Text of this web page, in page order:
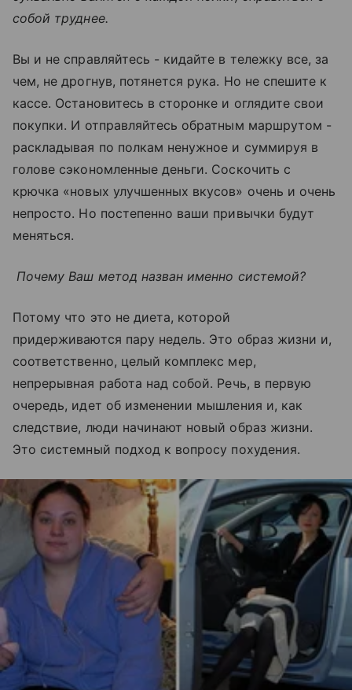
собой труднее.
Вы и не справляйтесь - кидайте в тележку все, за
чем, не дрогнув, потянется рука. Но не спешите к
кассе. Остановитесь в сторонке и оглядите свои
покупки. И отправляйтесь обратным маршрутом -
раскладывая по полкам ненужное и суммируя в
голове сэкономленные деньги. Соскочить с
крючка «новых улучшенных вкусов» очень и очень
непросто. Но постепенно ваши привычки будут
меняться.
Почему Ваш метод назван именно системой?
Потому что это не диета, которой
придерживаются пару недель. Это образ жизни и,
соответственно, целый комплекс мер,
непрерывная работа над собой. Речь, в первую
очередь, идет об изменении мышления и, как
следствие, люди начинают новый образ жизни.
Это системный подход к вопросу похудения.